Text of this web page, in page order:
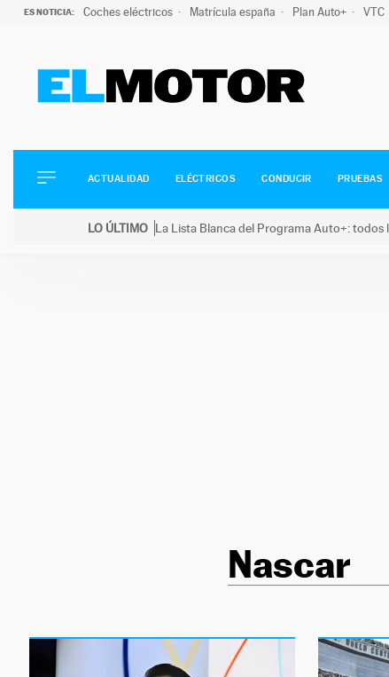
ES NOTICIA: Coches eléctricos Matrícula españa Plan Auto+ VTC
ELÉCTRICOS
CONDUCIR
ACTUALIDAD ELÉCTRICOS CONDUCIR PRUEBAS
LO ÚLTIMO La Lista Blanca del Programa Auto+: todos
Nascar